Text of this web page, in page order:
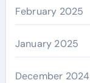
February 2025
January 2025
December 2024